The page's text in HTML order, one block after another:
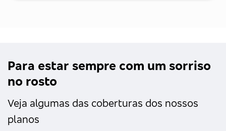
Para estar sempre com um sorriso
no rosto
Veja algumas das coberturas dos nossos
planos